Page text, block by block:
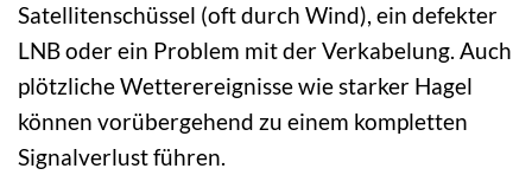
Satellitenschüssel (oft durch Wind), ein defekter
LNB oder ein Problem mit der Verkabelung. Auch
plötzliche Wetterereignisse wie starker Hagel
können vorübergehend zu einem kompletten
Signalverlust führen.